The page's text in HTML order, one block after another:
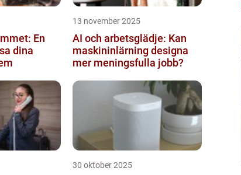
En
dina
13 november 2025
AI och arbetsglädje: Kan
maskininlärning designa
mer meningsfulla jobb?
30 oktober 2025